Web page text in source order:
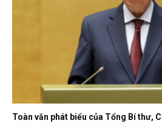
Toàn văn phát biểu của Tổng Bí thư,